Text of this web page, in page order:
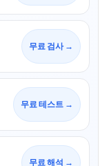
무료 검사 →
무료 테스트 →
무료 해석 →